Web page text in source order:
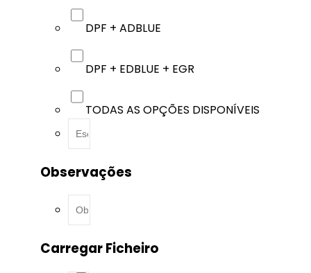
DPF + ADBLUE
DPF + EDBLUE + EGR
TODAS AS OPÇÕES DISPONÍVEIS
Observações
Carregar Ficheiro